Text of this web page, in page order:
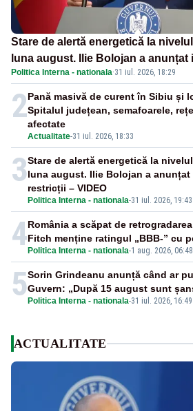
Stare de alertă energetică la
luna august. Ilie Bolojan a
restricții – VIDEO
Politica Interna - nationala·31 iul. 2026, 18:29
2
Actualitate-31 iul. 2026, 18:33
Pană masivă de curent în Sibiu și
Spitalul județean, semafoarele,
afectate
3
Politica Interna - nationala-31 iul. 2026, 19:43
Stare de alertă energetică la
luna august. Ilie Bolojan a
restricții – VIDEO
4 Politica Interna - nationala-1 aug. 2026, 06:48
România a scăpat de
Fitch menține ratingul „BBB-” cu
5 Politica Interna - nationala-31 iul. 2026, 16:49
Sorin Grindeanu anunță când ar
Guvern: „După 15 august sunt
ACTUALITATE